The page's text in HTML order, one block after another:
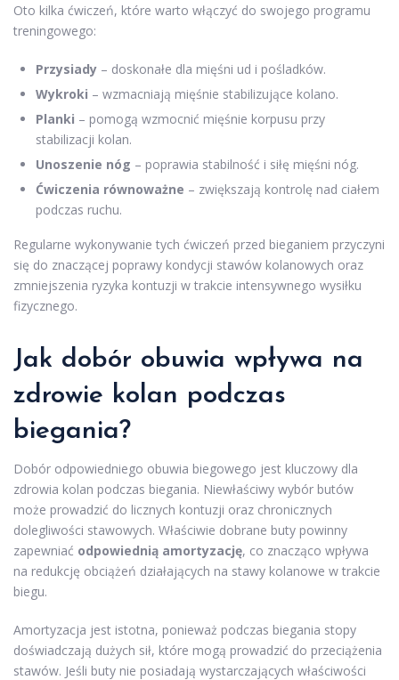
Oto kilka ćwiczeń, które warto włączyć do swojego programu
treningowego:
Przysiady – doskonałe dla mięśni ud i pośladków.
Wykroki – wzmacniają mięśnie stabilizujące kolano.
Planki – pomogą wzmocnić mięśnie korpusu przy
stabilizacji kolan.
Unoszenie nóg – poprawia stabilność i siłę mięśni nóg.
Ćwiczenia równoważne – zwiększają kontrolę nad ciałem
podczas ruchu.
Regularne wykonywanie tych ćwiczeń przed bieganiem przyczyni
się do znaczącej poprawy kondycji stawów kolanowych oraz
zmniejszenia ryzyka kontuzji w trakcie intensywnego wysiłku
fizycznego.
Jak dobór obuwia wpływa na
zdrowie kolan podczas
biegania?
Dobór odpowiedniego obuwia biegowego jest kluczowy dla
zdrowia kolan podczas biegania. Niewłaściwy wybór butów
może prowadzić do licznych kontuzji oraz chronicznych
dolegliwości stawowych. Właściwie dobrane buty powinny
zapewniać odpowiednią amortyzację, co znacząco wpływa
na redukcję obciążeń działających na stawy kolanowe w trakcie
biegu.
Amortyzacja jest istotna, ponieważ podczas biegania stopy
doświadczają dużych sił, które mogą prowadzić do przeciążenia
stawów. Jeśli buty nie posiadają wystarczających właściwości